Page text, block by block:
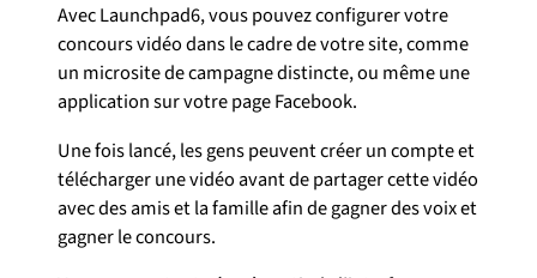
Avec Launchpad6, vous pouvez configurer votre
concours vidéo dans le cadre de votre site, comme
un microsite de campagne distincte, ou même une
application sur votre page Facebook.
Une fois lancé, les gens peuvent créer un compte et
télécharger une vidéo avant de partager cette vidéo
avec des amis et la famille afin de gagner des voix et
gagner le concours.